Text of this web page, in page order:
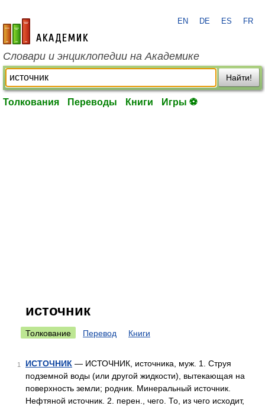
academic.ru
EN DE ES FR
Словари и энциклопедии на Академике
Найти!
Толкования Переводы Книги Игры ⚽
источник
Толкование Перевод Книги
1 ИСТОЧНИК — ИСТОЧНИК, источника, муж. 1. Струя
подземной воды (или другой жидкости), вытекающая на
поверхность земли; родник. Минеральный источник.
Нефтяной источник. 2. перен., чего. То, из чего исходит,